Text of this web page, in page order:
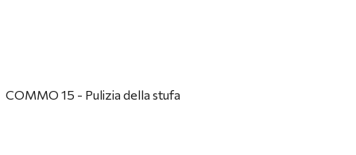
COMMO 15 - Pulizia della stufa